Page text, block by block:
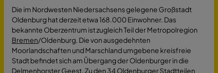
Die im Nordwesten Niedersachsens gelegene Großstadt
Oldenburg hat derzeit etwa 168.000 Einwohner. Das
bekannte Oberzentrum ist zugleich Teil der Metropolregion
Bremen/Oldenburg. Die von ausgedehnten
Moorlandschaften und Marschland umgebene kreisfreie
Stadt befindet sich am Übergang der Oldenburger in die
Delmenhorster Geest. Zu den 34 Oldenburger Stadtteilen